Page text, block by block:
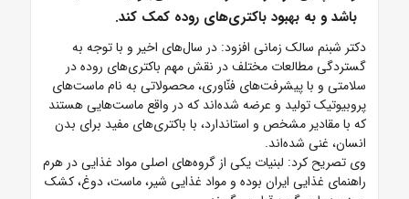
باشد و به بهبود باکتری‌های روده کمک کند.
دکتر شبنم سالک زمانی افزود: در سال‌های اخیر و با توجه به
گستردگی مطالعات مختلف در نقش مهم باکتری‌های روده در
سلامتی و با پیشرفت‌های فنّاوری، محصولاتی به نام ماست‌های
پروبیوتیک تولید و عرضه شده‌اند که در واقع ماست‌هایی هستند
که با مقادیر مشخص و استاندارد، با باکتری‌های مفید برای بدن
انسان، غنی شده‌اند.
وی تصریح کرد: لبنیات یکی از گروه‌های اصلی مواد غذایی در هرم
راهنمای غذایی ایران بوده و مواد غذایی شیر، ماست، دوغ، کشک